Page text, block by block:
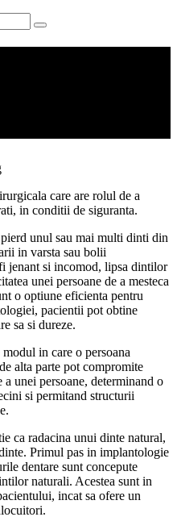
care are rolul de a
in conditii de siguranta.
unul sau mai multi dinti din
in varsta sau bolii
jenant si incomod, lipsa dintilor
unei persoane de a mesteca
o optiune eficienta pentru
pacientii pot obtine
sa si dureze.
in care o persoana
alta parte pot compromite
a unei persoane, determinand o
si permitand structurii
ca radacina unui dinte natural,
Primul pas in implantologie
dentare sunt concepute
naturali. Acestea sunt in
incat sa ofere un